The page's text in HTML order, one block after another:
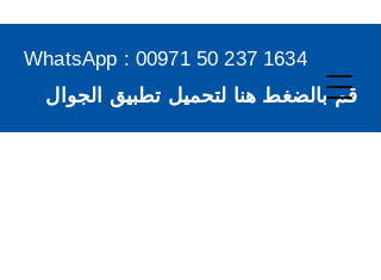
WhatsApp : 00971 50 237 1634
قم بالضغط هنا لتحميل تطبيق الجوال